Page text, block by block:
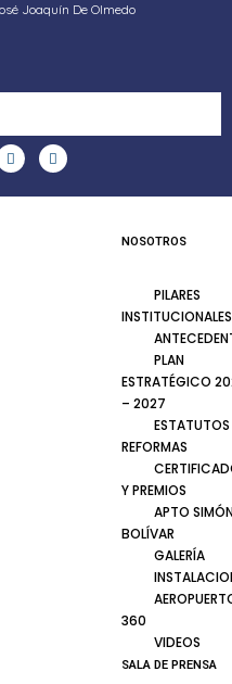
Joaquín De Olmedo
NOSOTROS
PILARES
INSTITUCIONALES
PLAN
ESTRATÉGICO
– 2027
ESTATUTOS
REFORMAS
Y PREMIOS
APTO
BOLÍVAR
GALERÍA
360
VIDEOS
SALA DE PRENSA